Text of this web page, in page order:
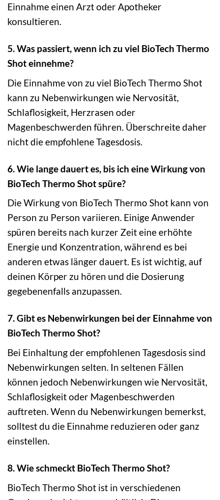
Einnahme einen Arzt oder Apotheker
konsultieren.
5. Was passiert, wenn ich zu viel BioTech Thermo
Shot einnehme?
Die Einnahme von zu viel BioTech Thermo Shot
kann zu Nebenwirkungen wie Nervosität,
Schlaflosigkeit, Herzrasen oder
Magenbeschwerden führen. Überschreite daher
nicht die empfohlene Tagesdosis.
6. Wie lange dauert es, bis ich eine Wirkung von
BioTech Thermo Shot spüre?
Die Wirkung von BioTech Thermo Shot kann von
Person zu Person variieren. Einige Anwender
spüren bereits nach kurzer Zeit eine erhöhte
Energie und Konzentration, während es bei
anderen etwas länger dauert. Es ist wichtig, auf
deinen Körper zu hören und die Dosierung
gegebenenfalls anzupassen.
7. Gibt es Nebenwirkungen bei der Einnahme von
BioTech Thermo Shot?
Bei Einhaltung der empfohlenen Tagesdosis sind
Nebenwirkungen selten. In seltenen Fällen
können jedoch Nebenwirkungen wie Nervosität,
Schlaflosigkeit oder Magenbeschwerden
auftreten. Wenn du Nebenwirkungen bemerkst,
solltest du die Einnahme reduzieren oder ganz
einstellen.
8. Wie schmeckt BioTech Thermo Shot?
BioTech Thermo Shot ist in verschiedenen